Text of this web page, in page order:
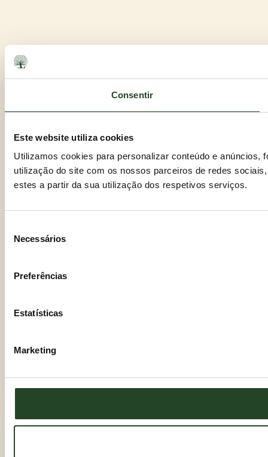
Consentir
Este website utiliza cookies
Utilizamos cookies para personalizar conteúdo e anúncios,
utilização do site com os nossos parceiros de redes
estes a partir da sua utilização dos respetivos serviços.
Necessários
Preferências
Estatísticas
Marketing